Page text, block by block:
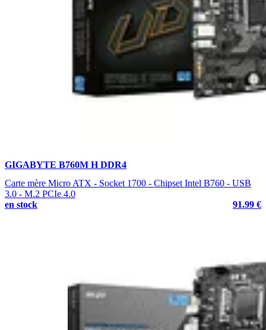
GIGABYTE B760M H DDR4
Carte mère Micro ATX - Socket 1700 - Chipset Intel B760 - USB
3.0 - M.2 PCIe 4.0
en stock
91.99 €